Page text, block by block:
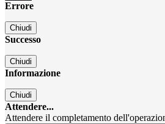
Errore
Chiudi
Successo
Chiudi
Informazione
Chiudi
Attendere...
Attendere il completamento